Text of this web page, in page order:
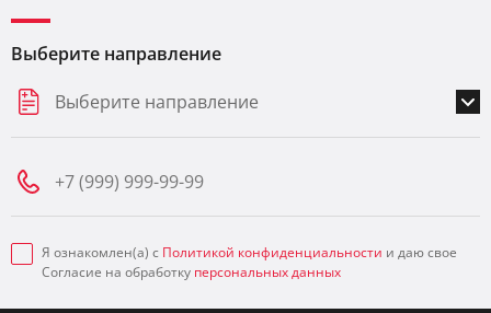
Выберите направление
Выберите направление
Я ознакомлен(а) с Политикой конфиденциальности и даю свое
Согласие на обработку персональных данных